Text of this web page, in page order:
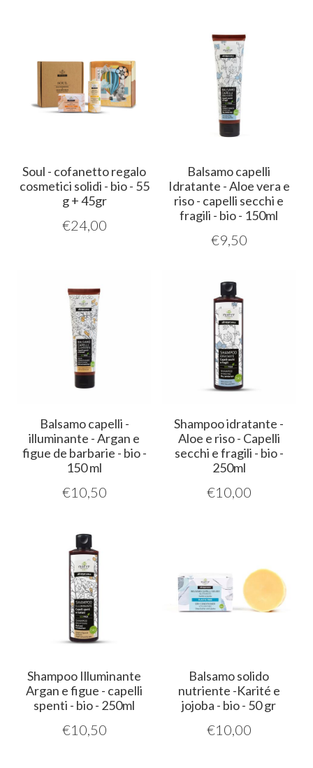
Soul - cofanetto regalo
cosmetici solidi - bio - 55
g + 45gr
€24,00
Balsamo capelli
Idratante - Aloe vera e
riso - capelli secchi e
fragili - bio - 150ml
€9,50
Balsamo capelli -
illuminante - Argan e
figue de barbarie - bio -
150 ml
€10,50
Shampoo idratante -
Aloe e riso - Capelli
secchi e fragili - bio -
250ml
€10,00
Shampoo Illuminante
Argan e figue - capelli
spenti - bio - 250ml
€10,50
Balsamo solido
nutriente -Karité e
jojoba - bio - 50 gr
€10,00